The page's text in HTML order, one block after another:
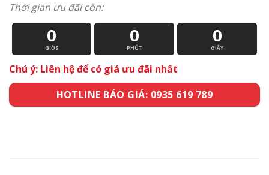
Thời gian ưu đãi còn:
0
GIỜS
0
PHÚT
0
GIÂY
Chú ý: Liên hệ để có giá ưu đãi nhất
HOTLINE BÁO GIÁ: 0935 619 789